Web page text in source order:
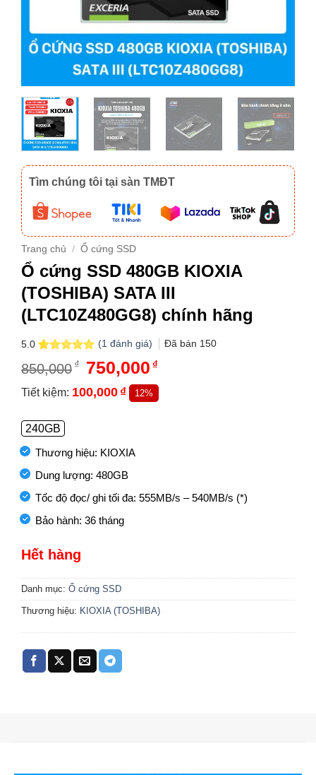
Tìm chúng tôi tại sàn TMĐT
Trang chủ / Ổ cứng SSD
Ổ cứng SSD 480GB KIOXIA
(TOSHIBA) SATA III
(LTC10Z480GG8) chính hãng
5.0
trên 5
dựa trên
(1 đánh giá) Đã bán 150
850,000 ₫
Giá
gốc
là:
850,000₫.
750,000 ₫Giá
tại
là:
Tiết kiệm: 100,000 ₫ 12%
240GB
Thương hiệu: KIOXIA
Dung lượng: 480GB
Tốc độ đọc/ ghi tối đa: 555MB/s – 540MB/s (*)
Bảo hành: 36 tháng
Hết hàng
Danh mục: Ổ cứng SSD
Thương hiệu: KIOXIA (TOSHIBA)